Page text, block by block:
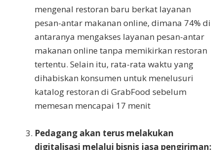
mengenal restoran baru berkat layanan
pesan-antar makanan online, dimana 74% di
antaranya mengakses layanan pesan-antar
makanan online tanpa memikirkan restoran
tertentu. Selain itu, rata-rata waktu yang
dihabiskan konsumen untuk menelusuri
katalog restoran di GrabFood sebelum
memesan mencapai 17 menit
Pedagang akan terus melakukan
digitalisasi melalui bisnis jasa pengiriman: